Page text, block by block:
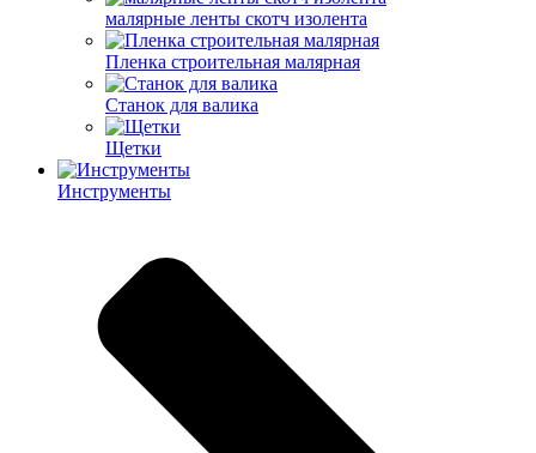
малярные ленты скотч изолента
Пленка строительная малярная
Станок для валика
Щетки
Инструменты